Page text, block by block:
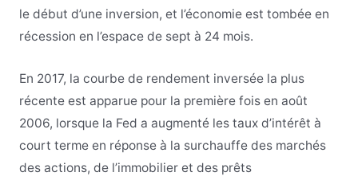
le début d’une inversion, et l’économie est tombée en
récession en l’espace de sept à 24 mois.
En 2017, la courbe de rendement inversée la plus
récente est apparue pour la première fois en août
2006, lorsque la Fed a augmenté les taux d’intérêt à
court terme en réponse à la surchauffe des marchés
des actions, de l’immobilier et des prêts